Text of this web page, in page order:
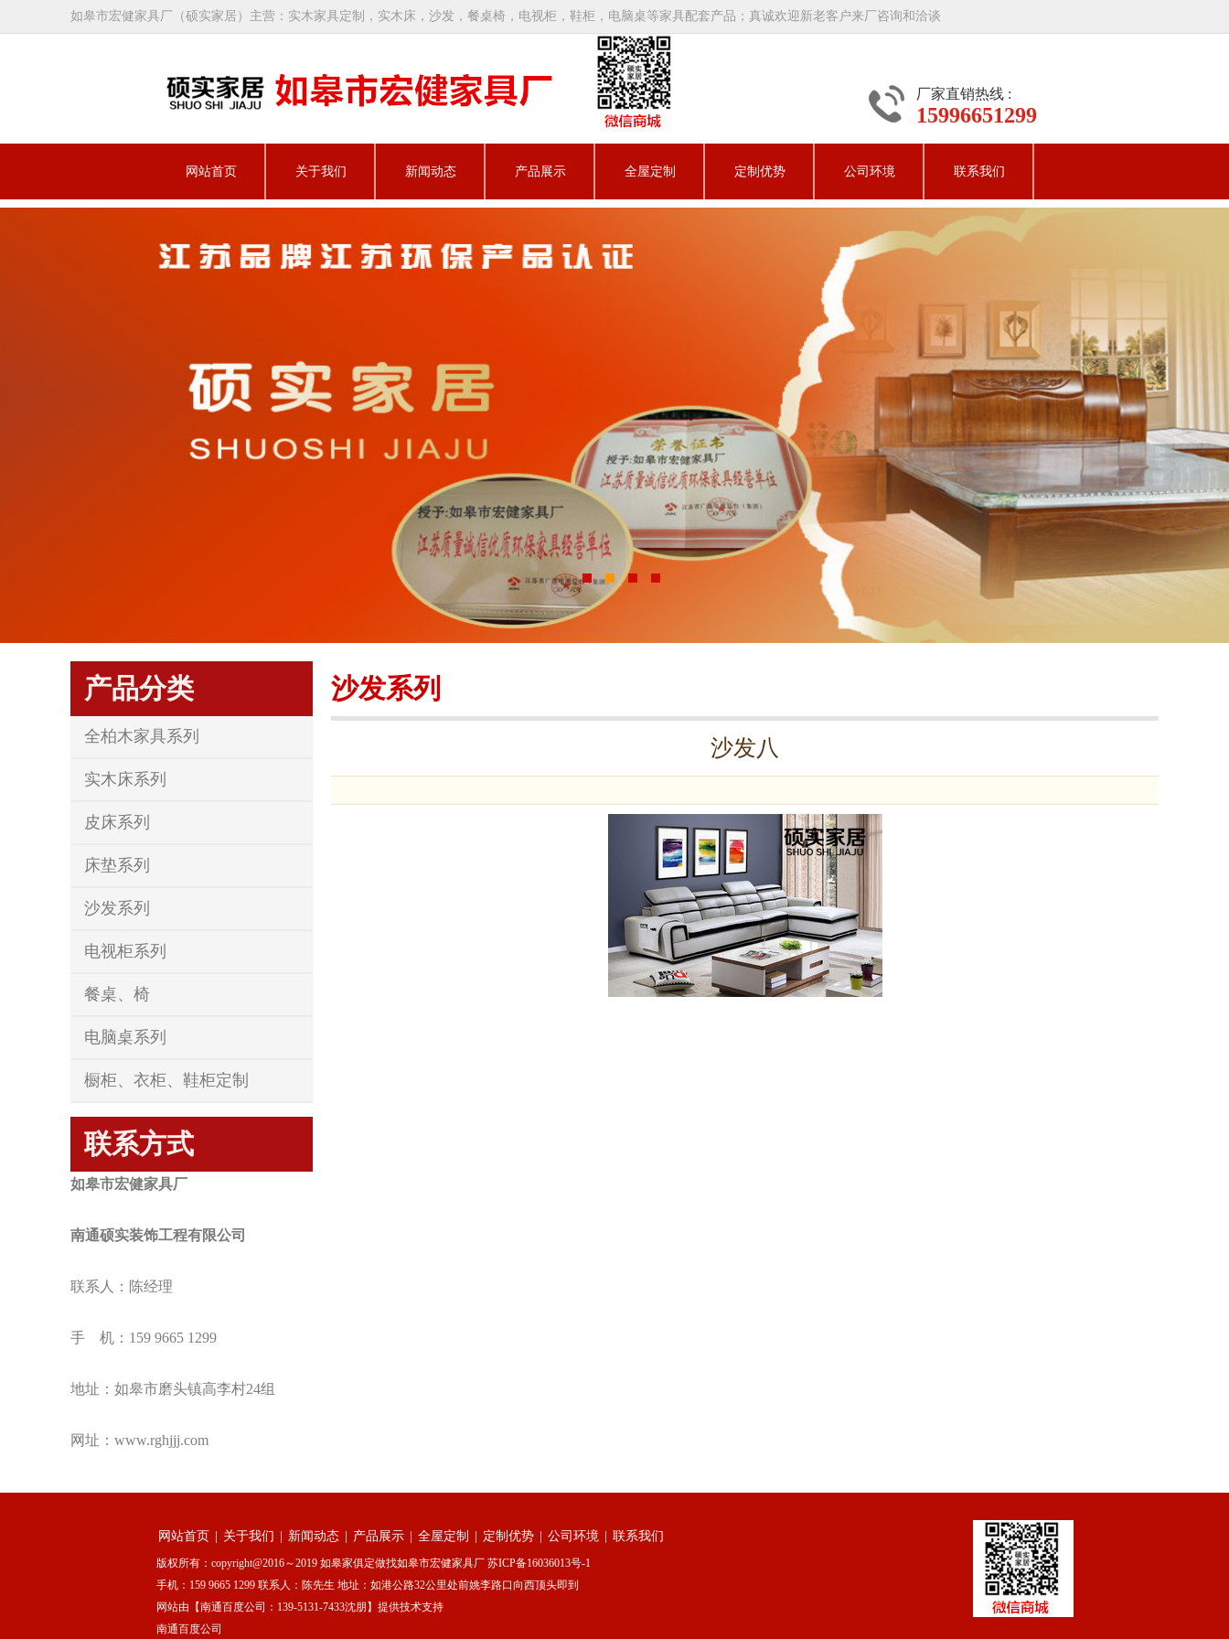
如皋市宏健家具厂（硕实家居）主营：实木家具定制，实木床，沙发，餐桌椅，电视柜，鞋柜，电脑桌等家具配套产品；真诚欢迎新老客户来厂咨询和洽谈
厂家直销热线 :
15996651299
网站首页 关于我们 新闻动态 产品展示 全屋定制 定制优势 公司环境 联系我们
产品分类
全柏木家具系列
实木床系列
皮床系列
床垫系列
沙发系列
电视柜系列
餐桌、椅
电脑桌系列
橱柜、衣柜、鞋柜定制
联系方式
如皋市宏健家具厂
南通硕实装饰工程有限公司
联系人：陈经理
手 机：159 9665 1299
地址：如皋市磨头镇高李村24组
网址：www.rghjjj.com
沙发系列
沙发八
网站首页 关于我们 新闻动态 产品展示 全屋定制 定制优势 公司环境 联系我们
版权所有：copyright@2016～2019 如皋家俱定做找如皋市宏健家具厂 苏ICP备16036013号-1
手机：159 9665 1299 联系人：陈先生 地址：如港公路32公里处前姚李路口向西顶头即到
网站由【南通百度公司：139-5131-7433沈朋】提供技术支持
南通百度公司